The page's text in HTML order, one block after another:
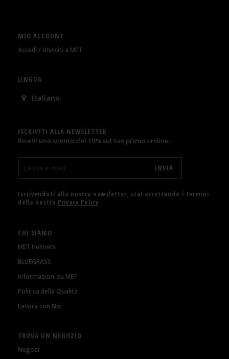
MIO ACCOUNT
Accedi / Unisciti a MET
LINGUA
Italiano
ISCRIVITI ALLA NEWSLETTER
Ricevi uno sconto del 10% sul tuo primo ordine.
Iscrivendoti alla nostra newsletter, stai accettando i termini
della nostra Privacy Policy
CHI SIAMO
MET Helmets
BLUEGRASS
Informazioni su MET
Politica della Qualità
Lavora con Noi
TROVA UN NEGOZIO
Negozi